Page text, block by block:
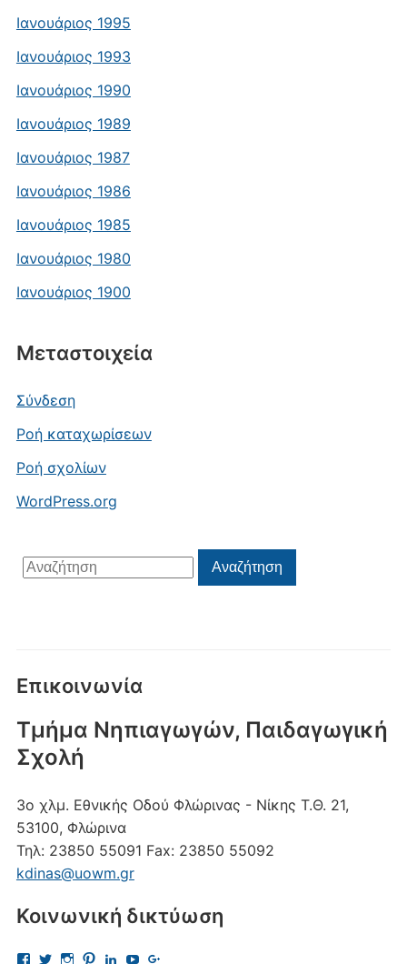
Ιανουάριος 1995
Ιανουάριος 1993
Ιανουάριος 1990
Ιανουάριος 1989
Ιανουάριος 1987
Ιανουάριος 1986
Ιανουάριος 1985
Ιανουάριος 1980
Ιανουάριος 1900
Μεταστοιχεία
Σύνδεση
Ροή καταχωρίσεων
Ροή σχολίων
WordPress.org
Αναζήτηση
για:
Αναζήτηση
Επικοινωνία
Τμήμα Νηπιαγωγών, Παιδαγωγική
Σχολή
3ο χλμ. Εθνικής Οδού Φλώρινας - Νίκης Τ.Θ. 21,
53100, Φλώρινα
Τηλ: 23850 55091 Fax: 23850 55092
kdinas@uowm.gr
Κοινωνική δικτύωση
Προβολή
Προβολή
Προβολή
Προβολή
Προβολή
Προβολή